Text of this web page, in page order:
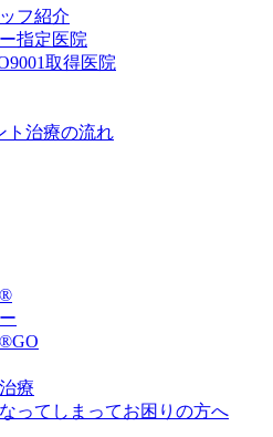
フ紹介
指定医院
取得医院
ト治療の流れ
療
ってしまってお困りの方へ